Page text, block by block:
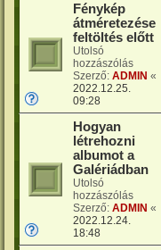
Fénykép
átméretezése
feltöltés előtt
Utolsó
hozzászólás
Szerző: ADMIN «
2022.12.25.
09:28
Hogyan
létrehozni
albumot a
Galériádban
Utolsó
hozzászólás
Szerző: ADMIN «
2022.12.24.
18:48